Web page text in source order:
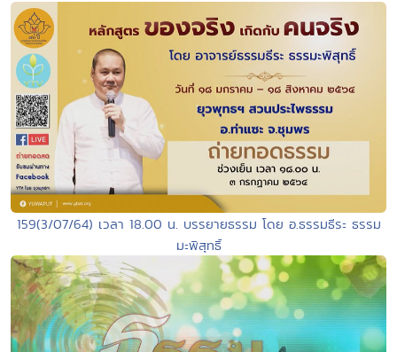
159(3/07/64) เวลา 18.00 น. บรรยายธรรม โดย อ.ธรรมธีระ ธรรม
มะพิสุทธิ์